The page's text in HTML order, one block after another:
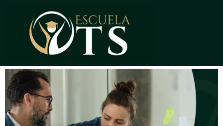
Caso de Acoso Laboral:
Pericial en el ámbito social
y psicológico